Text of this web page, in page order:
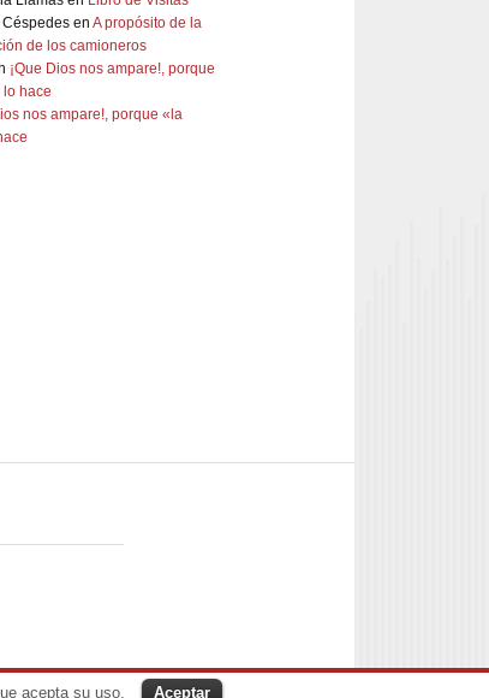
en A propósito de la
de los camioneros
¡Que Dios nos ampare!, porque
hace
nos ampare!, porque «la
acepta su uso. Aceptar